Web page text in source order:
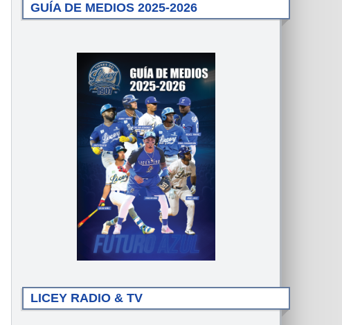
GUÍA DE MEDIOS 2025-2026
LICEY RADIO & TV